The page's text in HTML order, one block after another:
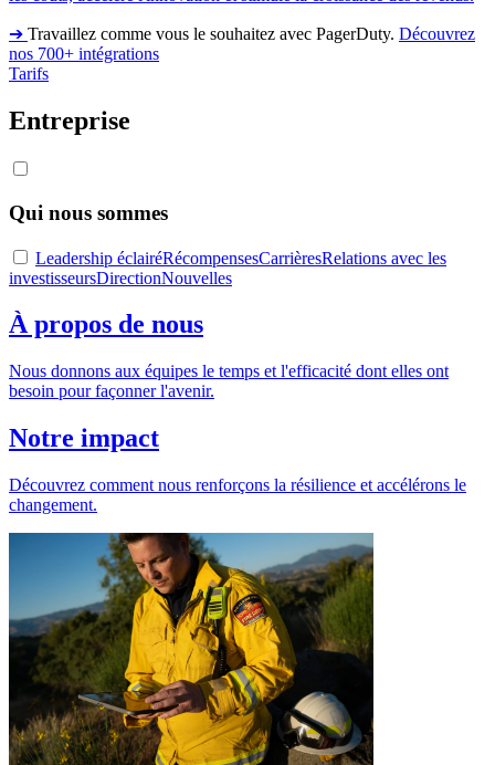
➔ Travaillez comme vous le souhaitez avec PagerDuty. Découvrez
nos 700+ intégrations
Tarifs
Entreprise
Qui nous sommes
Leadership éclairéRécompensesCarrièresRelations avec les
investisseursDirectionNouvelles
À propos de nous
Nous donnons aux équipes le temps et l'efficacité dont elles ont
besoin pour façonner l'avenir.
Notre impact
Découvrez comment nous renforçons la résilience et accélérons le
changement.